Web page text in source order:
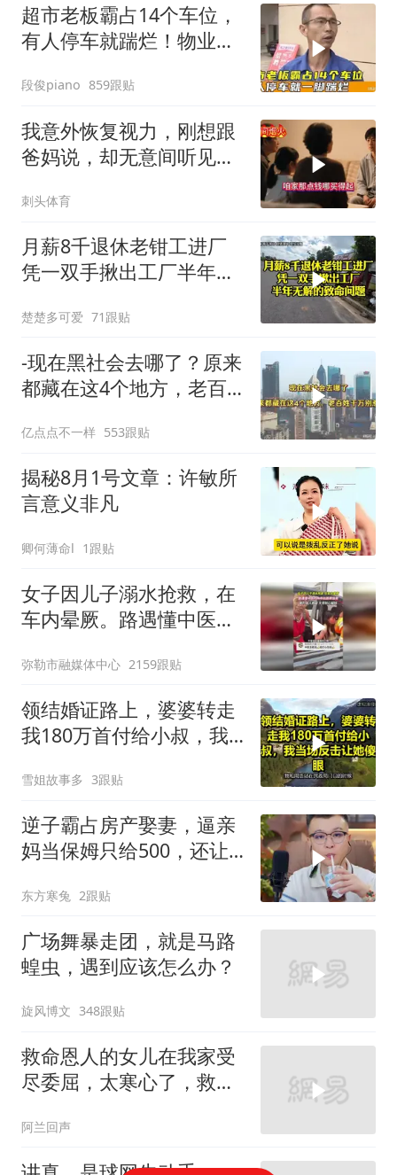
超市老板霸占14个车位，
有人停车就踹烂！物业表
段俊piano 859跟贴
我意外恢复视力，刚想跟
爸妈说，却无意间听见妹
刺头体育
月薪8千退休老钳工进厂
凭一双手揪出工厂半年无
楚楚多可爱 71跟贴
-现在黑社会去哪了？原来
都藏在这4个地方，老百
亿点点不一样 553跟贴
揭秘8月1号文章：许敏所
言意义非凡
卿何薄命l 1跟贴
女子因儿子溺水抢救，在
车内晕厥。路遇懂中医的
点赞！
弥勒市融媒体中心 2159跟贴
领结婚证路上，婆婆转走
我180万首付给小叔，我
雪姐故事多 3跟贴
逆子霸占房产娶妻，逼亲
妈当保姆只给500，还让
东方寒兔 2跟贴
广场舞暴走团，就是马路
蝗虫，遇到应该怎么办？
旋风博文 348跟贴
救命恩人的女儿在我家受
尽委屈，太寒心了，救命
阿兰回声